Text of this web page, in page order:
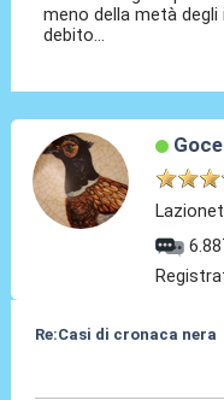
meno della metà
debito...
Re:Casi di cronaca nera